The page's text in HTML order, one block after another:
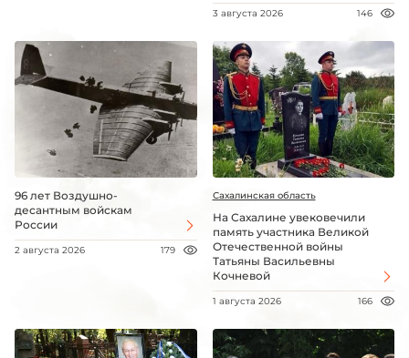
3 августа 2026 146
96 лет Воздушно-
десантным войскам
России
2 августа 2026 179
Сахалинская область
На Сахалине увековечили
память участника Великой
Отечественной войны
Татьяны Васильевны
Кочневой
1 августа 2026 166